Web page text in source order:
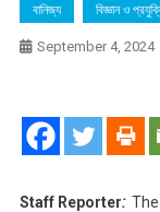
বানিজ্য
বিজ্ঞান ও
September 4, 2024
Staff Reporter: